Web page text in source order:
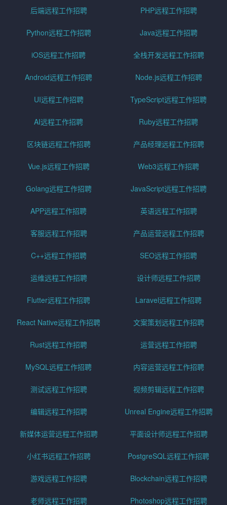
后端远程工作招聘 PHP远程工作招聘
Python远程工作招聘 Java远程工作招聘
iOS远程工作招聘 全栈开发远程工作招聘
Android远程工作招聘 Node.js远程工作招聘
UI远程工作招聘 TypeScript远程工作招聘
AI远程工作招聘 Ruby远程工作招聘
区块链远程工作招聘 产品经理远程工作招聘
Vue.js远程工作招聘 Web3远程工作招聘
Golang远程工作招聘 JavaScript远程工作招聘
APP远程工作招聘 英语远程工作招聘
客服远程工作招聘 产品运营远程工作招聘
C++远程工作招聘 SEO远程工作招聘
运维远程工作招聘 设计师远程工作招聘
Flutter远程工作招聘 Laravel远程工作招聘
React Native远程工作招聘 文案策划远程工作招聘
Rust远程工作招聘 运营远程工作招聘
MySQL远程工作招聘 内容运营远程工作招聘
测试远程工作招聘 视频剪辑远程工作招聘
编辑远程工作招聘 Unreal Engine远程工作招聘
新媒体运营远程工作招聘 平面设计师远程工作招聘
小红书远程工作招聘 PostgreSQL远程工作招聘
游戏远程工作招聘 Blockchain远程工作招聘
老师远程工作招聘 Photoshop远程工作招聘